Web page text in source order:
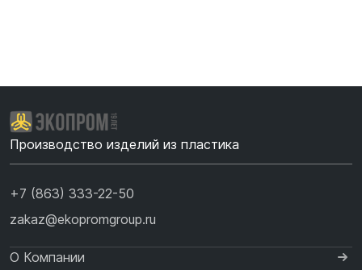
Производство изделий из пластика
+7 (863) 333-22-50
zakaz@ekopromgroup.ru
О Компании